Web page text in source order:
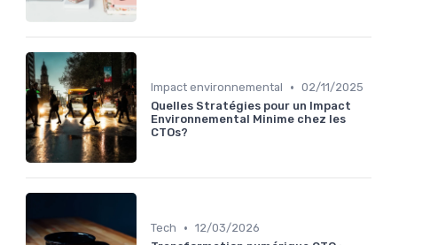
Impact environnemental • 02/11/2025
Quelles Stratégies pour un Impact
Environnemental Minime chez les
CTOs?
Tech • 12/03/2026